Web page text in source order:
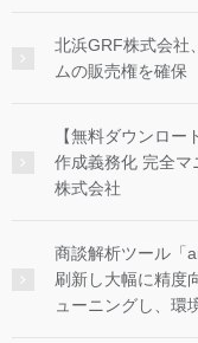
北浜GRF株式会社
ムの販売権を確保
【無料ダウンロ
作成義務化 完全マ
株式会社
商談解析ツール「
刷新し大幅に精度
ューニングし、環